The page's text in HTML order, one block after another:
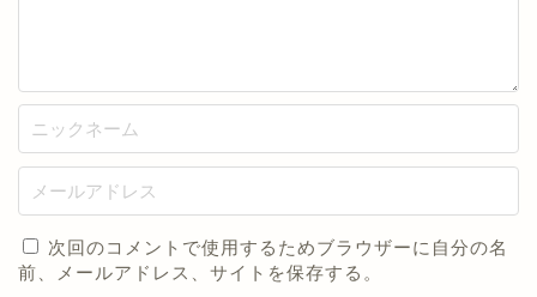
次回のコメントで使用するためブラウザーに自分の名
前、メールアドレス、サイトを保存する。